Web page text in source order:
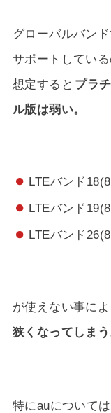
グローバルバン
サポートしてい
想定すると プラ
ル版は弱い。
LTEバンド
LTEバンド
LTEバンド
が使えない事によ
狭くなってしまう
特にauについて